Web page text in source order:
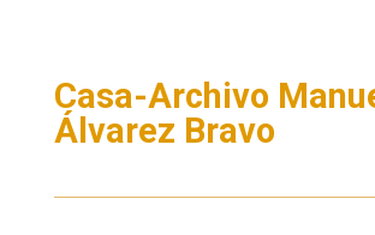
Casa-Archivo
Álvarez Bravo